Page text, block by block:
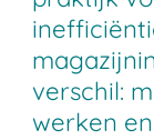
verschil:
werken